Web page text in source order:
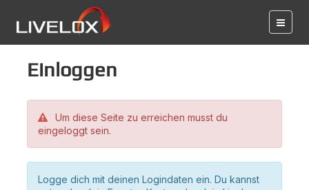
Einloggen
Um diese Seite zu erreichen musst du
eingeloggt sein.
Logge dich mit deinen Logindaten ein. Du kannst